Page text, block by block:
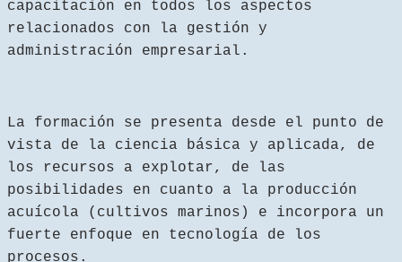
capacitación en todos los aspectos
relacionados con la gestión y
administración empresarial.
La formación se presenta desde el punto de
vista de la ciencia básica y aplicada, de
los recursos a explotar, de las
posibilidades en cuanto a la producción
acuícola (cultivos marinos) e incorpora un
fuerte enfoque en tecnología de los
procesos.